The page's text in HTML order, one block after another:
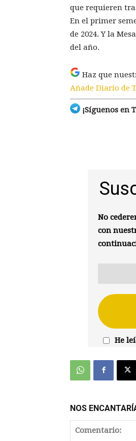
que requieren
En el primer
de 2024. Y la
del año.
Haz que
Añade Diario de
¡Síguenos en
No
con
He
NOS